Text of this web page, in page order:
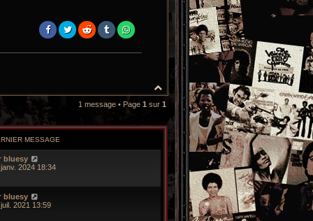
a
u
1 message • Page 1 sur 1
MESSAGE
bluesy
2024 18:34
bluesy
2021 13:59